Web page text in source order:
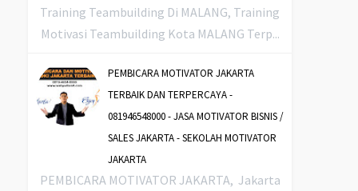
Training Teambuilding Di MALANG, Training
Motivasi Teambuilding Kota MALANG Terp...
PEMBICARA MOTIVATOR JAKARTA
TERBAIK DAN TERPERCAYA -
081946548000 - JASA MOTIVATOR BISNIS /
SALES JAKARTA - SEKOLAH MOTIVATOR
JAKARTA
PEMBICARA MOTIVATOR JAKARTA, Jakarta